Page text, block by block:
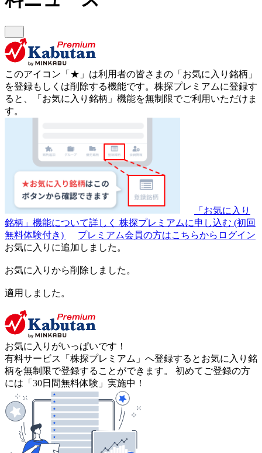
このアイコン 「★」 は利用者の皆さまの 「お気に入り銘柄」
を登録もしくは削除する機能です。 株探プレミアムに登録す
ると、「お気に入り銘柄」機能を無制限でご利用いただけま
す。
「お気に入り
銘柄」機能について詳しく 株探プレミアムに申し込む (初回
無料体験付き)
プレミアム会員の方はこちらからログイン
お気に入りに追加しました。
お気に入りから削除しました。
適用しました。
お気に入りがいっぱいです！
有料サービス「株探プレミアム」へ登録するとお気に入り銘
柄を無制限で登録することができます。 初めてご登録の方
には「30日間無料体験」実施中！